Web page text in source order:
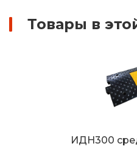
Товары в
ИДН300